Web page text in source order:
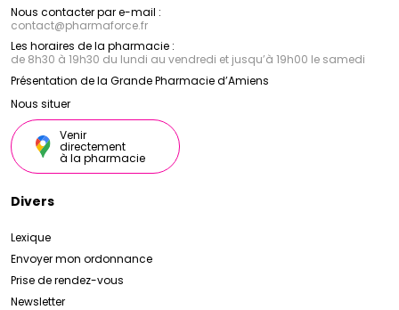
Nous contacter par e-mail :
contact@pharmaforce.fr
Les horaires de la pharmacie :
de 8h30 à 19h30 du lundi au vendredi et jusqu’à 19h00 le samedi
Présentation de la Grande Pharmacie d’Amiens
Nous situer
Venir
directement
à la pharmacie
Divers
Lexique
Envoyer mon ordonnance
Prise de rendez-vous
Newsletter